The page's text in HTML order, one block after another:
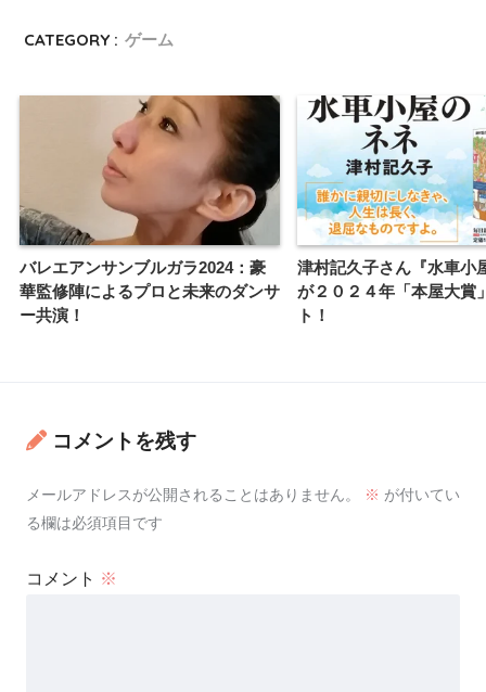
CATEGORY : ゲーム
バレエアンサンブルガラ2024：豪
華監修陣によるプロと未来のダンサ
ー共演！
津村記久子さん『水車小
が２０２４年「本屋大賞
ト！
コメントを残す
メールアドレスが公開されることはありません。 ※ が付いてい
る欄は必須項目です
コメント ※